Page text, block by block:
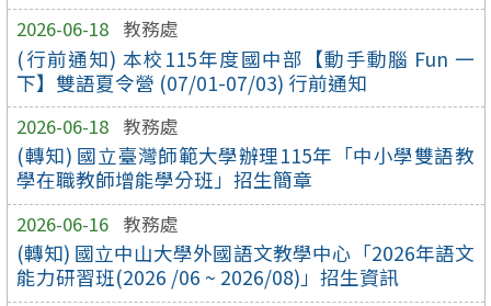
2026-06-18 教務處
(行前通知) 本校115年度國中部【動手動腦 Fun 一
下】雙語夏令營 (07/01-07/03) 行前通知
2026-06-18 教務處
(轉知) 國立臺灣師範大學辦理115年「中小學雙語教
學在職教師增能學分班」招生簡章
2026-06-16 教務處
(轉知) 國立中山大學外國語文教學中心「2026年語文
能力研習班(2026 /06 ~ 2026/08)」招生資訊